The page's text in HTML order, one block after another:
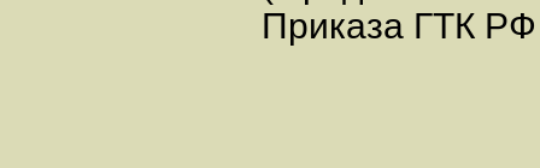
Приказа ГТК